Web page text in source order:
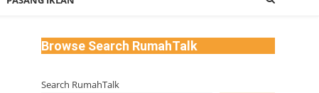
Browse Search RumahTalk
Search RumahTalk